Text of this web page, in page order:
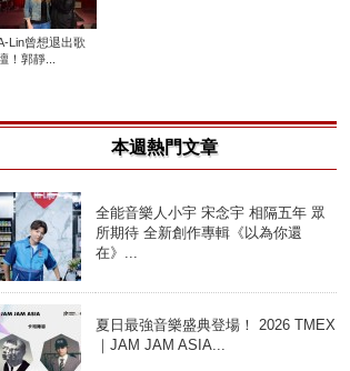
Lin曾想退出歌
！郭靜...
本週熱門文章
全能音樂人小宇 宋念宇 相隔五年 眾
所期待 全新創作專輯《以為你還
在》...
夏日最強音樂盛典登場！ 2026 TMEX
｜JAM JAM ASIA...